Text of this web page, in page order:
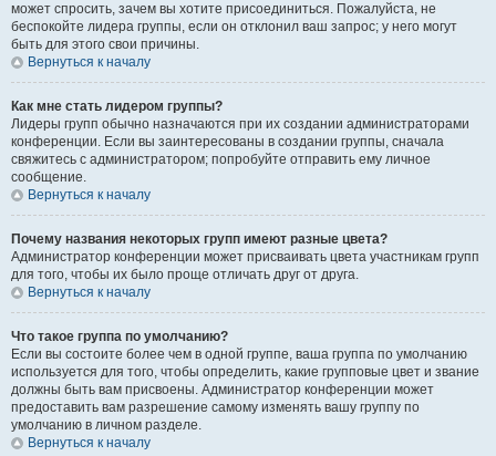
может спросить, зачем вы хотите присоединиться. Пожалуйста, не
беспокойте лидера группы, если он отклонил ваш запрос; у него могут
быть для этого свои причины.
Вернуться к началу
Как мне стать лидером группы?
Лидеры групп обычно назначаются при их создании администраторами
конференции. Если вы заинтересованы в создании группы, сначала
свяжитесь с администратором; попробуйте отправить ему личное
сообщение.
Вернуться к началу
Почему названия некоторых групп имеют разные цвета?
Администратор конференции может присваивать цвета участникам групп
для того, чтобы их было проще отличать друг от друга.
Вернуться к началу
Что такое группа по умолчанию?
Если вы состоите более чем в одной группе, ваша группа по умолчанию
используется для того, чтобы определить, какие групповые цвет и звание
должны быть вам присвоены. Администратор конференции может
предоставить вам разрешение самому изменять вашу группу по
умолчанию в личном разделе.
Вернуться к началу